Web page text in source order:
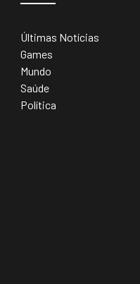
Últimas Notícias
Games
Mundo
Saúde
Política